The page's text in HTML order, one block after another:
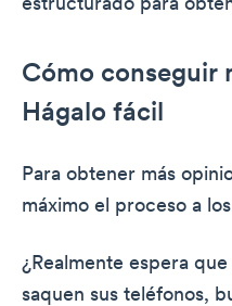
estructurado para
Cómo conseguir
Hágalo fácil
Para obtener más
máximo el proceso a
¿Realmente espera
saquen sus teléfonos,